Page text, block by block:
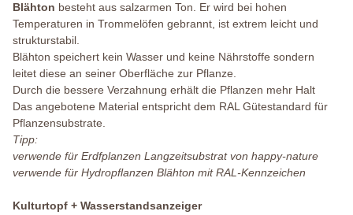
Blähton besteht aus salzarmen Ton. Er wird bei hohen
Temperaturen in Trommelöfen gebrannt, ist extrem leicht und
strukturstabil.
Blähton speichert kein Wasser und keine Nährstoffe sondern
leitet diese an seiner Oberfläche zur Pflanze.
Durch die bessere Verzahnung erhält die Pflanzen mehr Halt
Das angebotene Material entspricht dem RAL Gütestandard für
Pflanzensubstrate.
Tipp:
verwende für Erdfplanzen Langzeitsubstrat von happy-nature
verwende für Hydropflanzen Blähton mit RAL-Kennzeichen
Kulturtopf + Wasserstandsanzeiger